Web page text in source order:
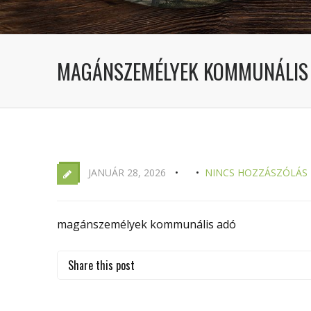
MAGÁNSZEMÉLYEK
JANUÁR 28, 2026 NINCS HOZZÁSZÓLÁS
magánszemélyek kommunális adó
Share this post